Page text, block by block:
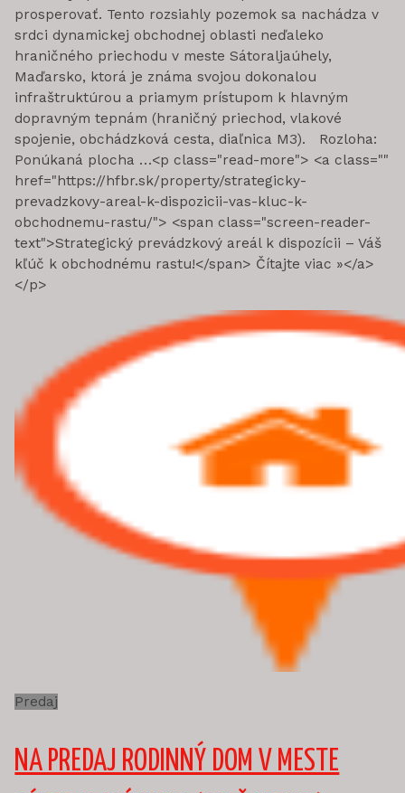
prosperovať. Tento rozsiahly pozemok sa nachádza v
srdci dynamickej obchodnej oblasti neďaleko
hraničného priechodu v meste Sátoraljaúhely,
Maďarsko, ktorá je známa svojou dokonalou
infraštruktúrou a priamym prístupom k hlavným
dopravným tepnám (hraničný priechod, vlakové
spojenie, obchádzková cesta, diaľnica M3). Rozloha:
Ponúkaná plocha …<p class="read-more"> <a class=""
href="https://hfbr.sk/property/strategicky-
prevadzkovy-areal-k-dispozicii-vas-kluc-k-
obchodnemu-rastu/"> <span class="screen-reader-
text">Strategický prevádzkový areál k dispozícii – Váš
kľúč k obchodnému rastu!</span> Čítajte viac »</a>
</p>
Predaj
NA PREDAJ RODINNÝ DOM V MESTE